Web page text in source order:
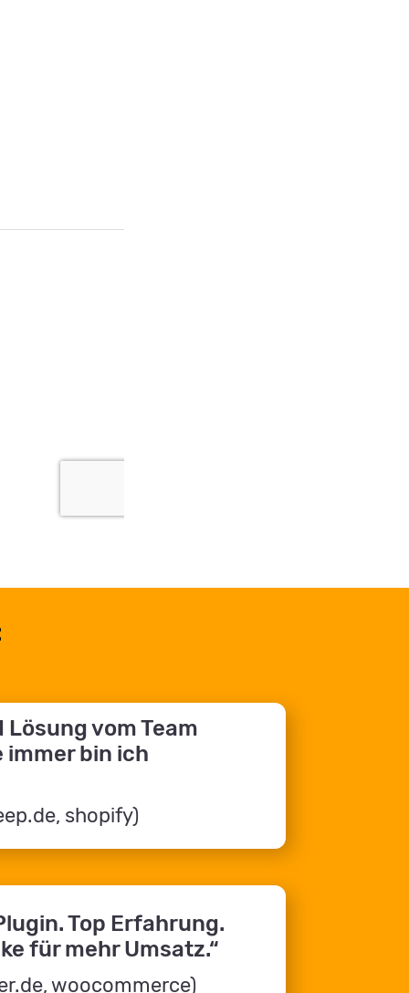
Lösung vom Team
immer bin ich
shopify)
Top Erfahrung.
für mehr Umsatz.“
woocommerce)